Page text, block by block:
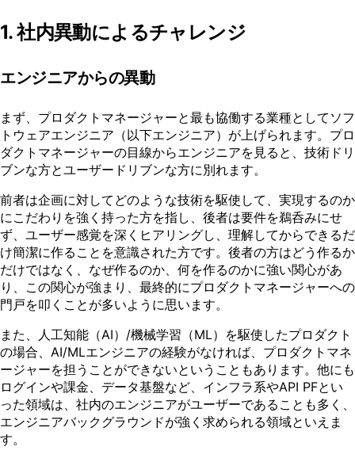
1. 社内異動によるチャレンジ
エンジニアからの異動
まず、プロダクトマネージャーと最も協働する業種としてソフ
トウェアエンジニア（以下エンジニア）が上げられます。プロ
ダクトマネージャーの目線からエンジニアを見ると、技術ドリ
ブンな方とユーザードリブンな方に別れます。
前者は企画に対してどのような技術を駆使して、実現するのか
にこだわりを強く持った方を指し、後者は要件を鵜呑みにせ
ず、ユーザー感覚を深くヒアリングし、理解してからできるだ
け簡潔に作ることを意識された方です。後者の方はどう作るか
だけではなく、なぜ作るのか、何を作るのかに強い関心があ
り、この関心が強まり、最終的にプロダクトマネージャーへの
門戸を叩くことが多いように思います。
また、人工知能（AI）/機械学習（ML）を駆使したプロダクト
の場合、AI/MLエンジニアの経験がなければ、プロダクトマネ
ージャーを担うことができないということもあります。他にも
ログインや課金、データ基盤など、インフラ系やAPI PFとい
った領域は、社内のエンジニアがユーザーであることも多く、
エンジニアバックグラウンドが強く求められる領域といえま
す。